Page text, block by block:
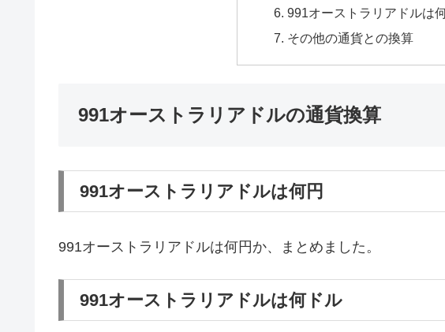
991オーストラリアドルは
その他の通貨との換算
991オーストラリアドルの通貨換算
991オーストラリアドルは何円
991オーストラリアドルは何円か、まとめました。
991オーストラリアドルは何ドル